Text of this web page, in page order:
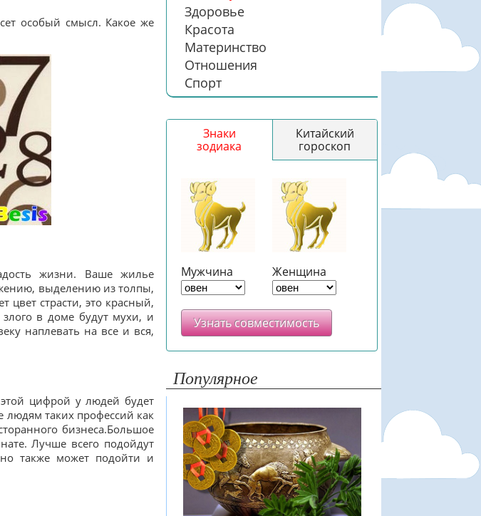
особый смысл. Какое же
жизни. Ваше жилье
выделению из толпы,
цвет страсти, это красный,
в доме будут мухи, и
наплевать на все и вся,
цифрой у людей будет
людям таких профессий как
бизнеса.Большое
Лучше всего подойдут
также может подойти и
Здоровье
Красота
Материнство
Отношения
Спорт
Знаки
зодиака
Китайский
гороскоп
Мужчина Женщина
Узнать совместимость
Популярное